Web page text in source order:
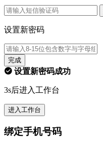
设置新密码
完成
设置新密码成功
3s后进入工作台
进入工作台
绑定手机号码